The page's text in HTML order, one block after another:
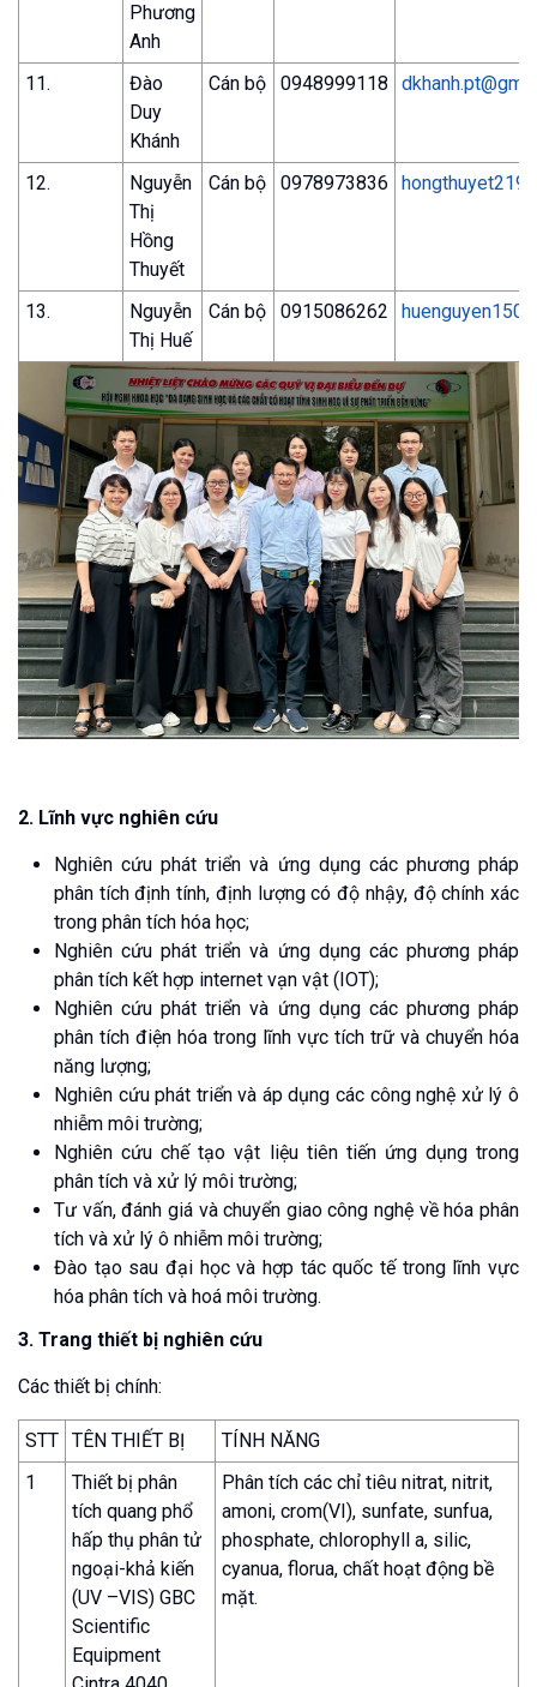
Phương
Anh
11.
Đào
Duy
Khánh
Cán bộ 0948999118
12.
Nguyễn
Thị
Hồng
Thuyết
Cán bộ 0978973836
13.
Nguyễn
Thị Huế
Cán bộ 0915086262
2. Lĩnh vực nghiên cứu
Nghiên cứu phát triển và ứng dụng các phương pháp
phân tích định tính, định lượng có độ nhậy, độ chính xác
trong phân tích hóa học;
Nghiên cứu phát triển và ứng dụng các phương pháp
phân tích kết hợp internet vạn vật (IOT);
Nghiên cứu phát triển và ứng dụng các phương pháp
phân tích điện hóa trong lĩnh vực tích trữ và chuyển hóa
năng lượng;
Nghiên cứu phát triển và áp dụng các công nghệ xử lý ô
nhiễm môi trường;
Nghiên cứu chế tạo vật liệu tiên tiến ứng dụng trong
phân tích và xử lý môi trường;
Tư vấn, đánh giá và chuyển giao công nghệ về hóa phân
tích và xử lý ô nhiễm môi trường;
Đào tạo sau đại học và hợp tác quốc tế trong lĩnh vực
hóa phân tích và hoá môi trường.
3. Trang thiết bị nghiên cứu
Các thiết bị chính:
STT TÊN THIẾT BỊ
TÍNH NĂNG
1
Thiết bị phân
tích quang phổ
hấp thụ phân tử
ngoại-khả kiến
(UV –VIS) GBC
Scientific
Equipment
Phân tích các chỉ tiêu nitrat, nitrit,
amoni, crom(VI), sunfate, sunfua,
phosphate, chlorophyll a, silic,
cyanua, florua, chất hoạt động bề
mặt.